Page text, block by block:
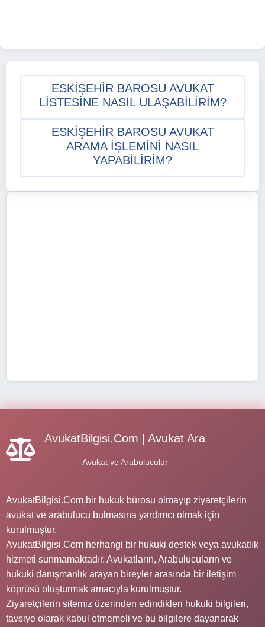
ESKIŞEHIR BAROSU AVUKAT
LISTESINE NASIL ULAŞABILIRIM?
ESKIŞEHIR BAROSU AVUKAT
ARAMA IŞLEMINI NASIL
YAPABILIRIM?
AvukatBilgisi.Com | Avukat Ara
Avukat ve Arabulucular
AvukatBilgisi.Com,bir hukuk bürosu olmayıp ziyaretçilerin
avukat ve arabulucu bulmasına yardımcı olmak için
kurulmuştur.
AvukatBilgisi.Com herhangi bir hukuki destek veya avukatlık
hizmeti sunmamaktadır. Avukatların, Arabulucuların ve
hukuki danışmanlık arayan bireyler arasında bir iletişim
köprüsü oluşturmak amacıyla kurulmuştur.
Ziyaretçilerin sitemiz üzerinden edindikleri hukuki bilgileri,
tavsiye olarak kabul etmemeli ve bu bilgilere dayanarak